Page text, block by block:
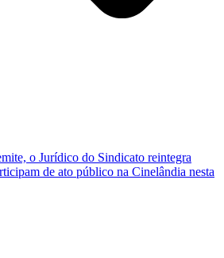
o Jurídico do Sindicato reintegra
de ato público na Cinelândia nesta